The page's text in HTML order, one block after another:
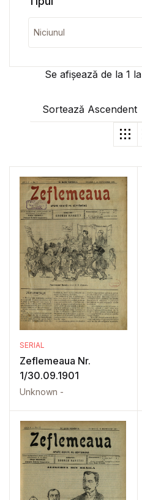
Se afișează de la 1 la
Sortează Ascendent
SERIAL
Zeflemeaua Nr.
1/30.09.1901
Unknown -